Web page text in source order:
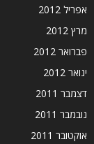
אפריל 2012
מרץ 2012
פברואר 2012
ינואר 2012
דצמבר 2011
נובמבר 2011
אוקטובר 2011